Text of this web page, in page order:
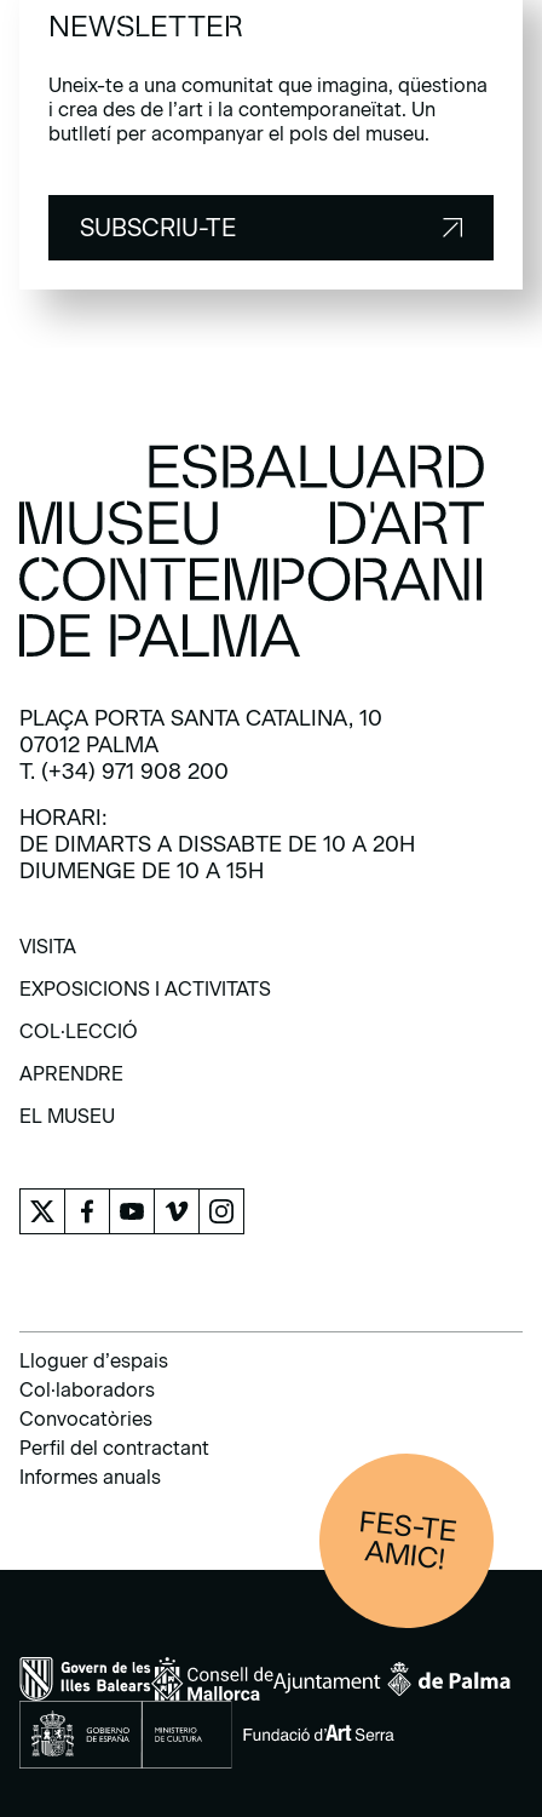
NEWSLETTER
Uneix-te a una comunitat que imagina, qüestiona
i crea des de l’art i la contemporaneïtat. Un
butlletí per acompanyar el pols del museu.
SUBSCRIU-TE
SUBSCRIU-TE
PLAÇA PORTA SANTA CATALINA, 10
07012 PALMA
T. (+34) 971 908 200
HORARI:
DE DIMARTS A DISSABTE DE 10 A 20H
DIUMENGE DE 10 A 15H
VISITA
VISITA
EXPOSICIONS I ACTIVITATS
EXPOSICIONS I ACTIVITATS
COL·LECCIÓ
COL·LECCIÓ
APRENDRE
APRENDRE
EL MUSEU
Lloguer d’espais
Col·laboradors
Convocatòries
Perfil del contractant
Informes anuals
FES-TE
AM
IC!